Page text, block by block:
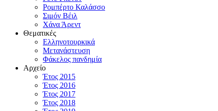
Ρομπέρτο Καλάσσο
Σιμόν Βέιλ
Χάνα Άρεντ
Θεματικές
Ελληνοτουρκικά
Μετανάστευση
Φάκελος πανδημία
Αρχείο
Έτος 2015
Έτος 2016
Έτος 2017
Έτος 2018